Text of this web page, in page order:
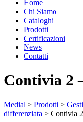
Home
Chi Siamo
Cataloghi
Prodotti
Certificazioni
News
Contatti
Contivia 2
Medial > Prodotti >
differenziata > Contivia